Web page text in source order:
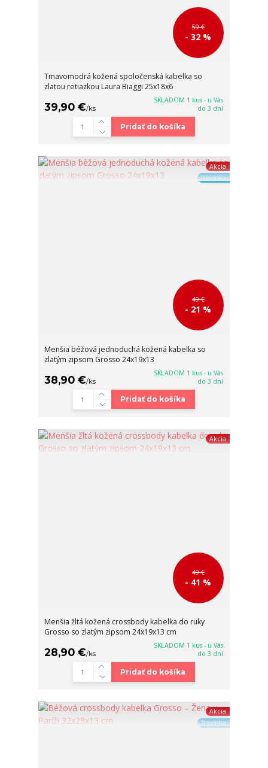
59 €
- 32 %
Tmavomodrá kožená spoločenská kabelka so
zlatou retiazkou Laura Biaggi 25x18x6
39,90 €/ks
SKLADOM 1 kus - u Vás
do 3 dní
Pridať do košíka
Akcia
Novinka
49 €
- 21 %
Menšia béžová jednoduchá kožená kabelka so
zlatým zipsom Grosso 24x19x13
38,90 €/ks
SKLADOM 1 kus - u Vás
do 3 dní
Pridať do košíka
Akcia
49 €
- 41 %
Menšia žltá kožená crossbody kabelka do ruky
Grosso so zlatým zipsom 24x19x13 cm
28,90 €/ks
SKLADOM 1 kus - u Vás
do 3 dní
Pridať do košíka
Akcia
Novinka